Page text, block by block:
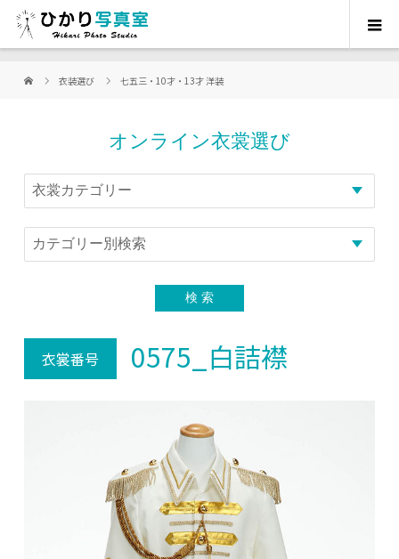
衣装選び 七五三・10才・13才 洋装
オンライン衣裳選び
衣裳番号 0575_白詰襟